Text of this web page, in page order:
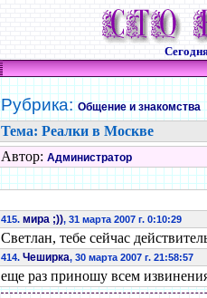
Рубрика:Общение и знакомства
Тема: Реалки в Москве
Автор: Администратор
415. мира ;)), 31 марта 2007 г. 0:10:29
Светлан, тебе сейчас
414. Чеширка, 30 марта 2007 г. 21:58:57
еще раз приношу всем